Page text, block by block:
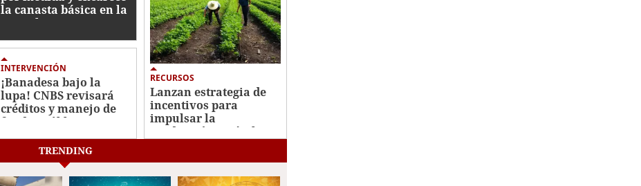
la canasta básica en la
capital
INTERVENCIÓN
¡Banadesa bajo la
lupa! CNBS revisará
créditos y manejo de
fondos públicos
RECURSOS
Lanzan estrategia de
incentivos para
impulsar la
producción agrícola en
TRENDING